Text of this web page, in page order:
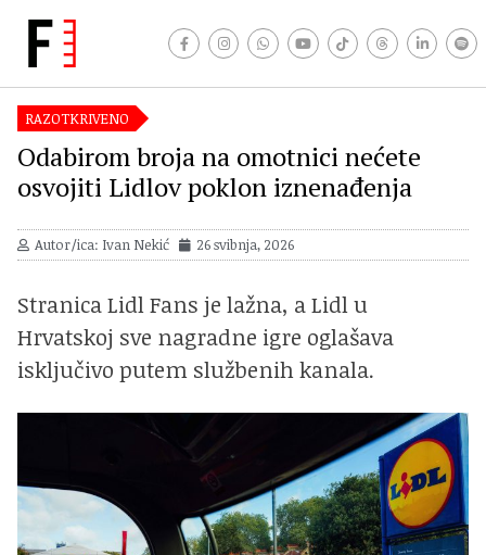
RAZOTKRIVENO
Odabirom broja na omotnici nećete
osvojiti Lidlov poklon iznenađenja
Autor/ica: Ivan Nekić 26 svibnja, 2026
Stranica Lidl Fans je lažna, a Lidl u
Hrvatskoj sve nagradne igre oglašava
isključivo putem službenih kanala.